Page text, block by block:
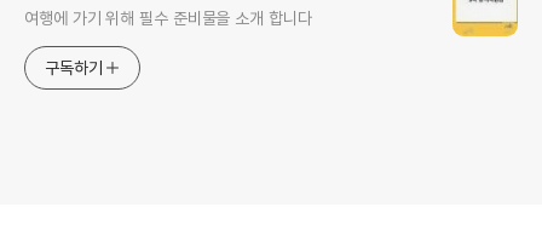
여행에 가기 위해 필수 준비물을 소개 합니다
구독하기